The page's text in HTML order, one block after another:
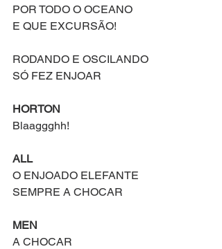
POR TODO O OCEANO
E QUE EXCURSÃO!
RODANDO E OSCILANDO
SÓ FEZ ENJOAR
HORTON
Blaaggghh!
ALL
O ENJOADO ELEFANTE
SEMPRE A CHOCAR
MEN
A CHOCAR